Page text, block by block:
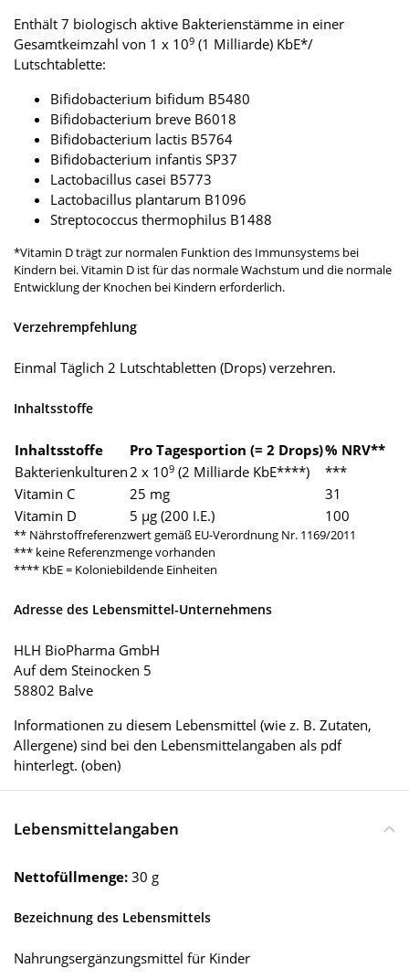
Enthält 7 biologisch aktive Bakterienstämme in einer
Gesamtkeimzahl von 1 x 109 (1 Milliarde) KbE*/
Lutschtablette:
Bifidobacterium bifidum B5480
Bifidobacterium breve B6018
Bifidobacterium lactis B5764
Bifidobacterium infantis SP37
Lactobacillus casei B5773
Lactobacillus plantarum B1096
Streptococcus thermophilus B1488
*Vitamin D trägt zur normalen Funktion des Immunsystems bei
Kindern bei. Vitamin D ist für das normale Wachstum und die normale
Entwicklung der Knochen bei Kindern erforderlich.
Verzehrempfehlung
Einmal Täglich 2 Lutschtabletten (Drops) verzehren.
Inhaltsstoffe
Inhaltsstoffe Pro Tagesportion (= 2 Drops)% NRV**
Bakterienkulturen2 x 109 (2 Milliarde KbE****)
***
Vitamin C
25 mg
31
Vitamin D
5 µg (200 I.E.) 100
** Nährstoffreferenzwert gemäß EU-Verordnung Nr. 1169/2011
*** keine Referenzmenge vorhanden
**** KbE = Koloniebildende Einheiten
Adresse des Lebensmittel-Unternehmens
HLH BioPharma GmbH
Auf dem Steinocken 5
58802 Balve
Informationen zu diesem Lebensmittel (wie z. B. Zutaten,
Allergene) sind bei den Lebensmittelangaben als pdf
hinterlegt. (oben)
Lebensmittelangaben
Nettofüllmenge: 30 g
Bezeichnung des Lebensmittels
Nahrungsergänzungsmittel für Kinder